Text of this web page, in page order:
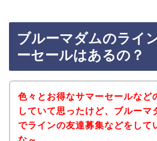
ブルーマダムのライ
ーセールはあるの？
色々とお得なサマーセールなど
していて思ったけど、ブルーマ
でラインの友達募集などをして